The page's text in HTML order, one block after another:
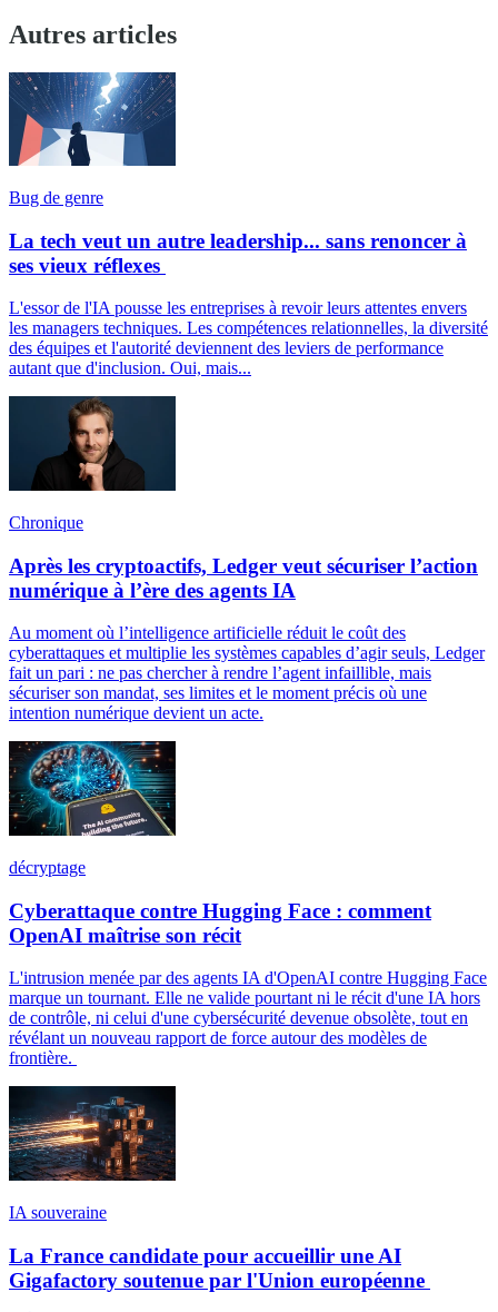
Autres articles
Bug de genre
La tech veut un autre leadership... sans renoncer à
ses vieux réflexes
L'essor de l'IA pousse les entreprises à revoir leurs attentes envers
les managers techniques. Les compétences relationnelles, la diversité
des équipes et l'autorité deviennent des leviers de performance
autant que d'inclusion. Oui, mais...
Chronique
Après les cryptoactifs, Ledger veut sécuriser l’action
numérique à l’ère des agents IA
Au moment où l’intelligence artificielle réduit le coût des
cyberattaques et multiplie les systèmes capables d’agir seuls, Ledger
fait un pari : ne pas chercher à rendre l’agent infaillible, mais
sécuriser son mandat, ses limites et le moment précis où une
intention numérique devient un acte.
décryptage
Cyberattaque contre Hugging Face : comment
OpenAI maîtrise son récit
L'intrusion menée par des agents IA d'OpenAI contre Hugging Face
marque un tournant. Elle ne valide pourtant ni le récit d'une IA hors
de contrôle, ni celui d'une cybersécurité devenue obsolète, tout en
révélant un nouveau rapport de force autour des modèles de
frontière.
IA souveraine
La France candidate pour accueillir une AI
Gigafactory soutenue par l'Union européenne